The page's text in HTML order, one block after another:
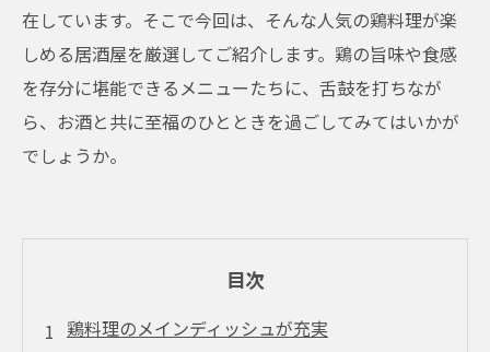
在しています。そこで今回は、そんな人気の鶏料理が楽
しめる居酒屋を厳選してご紹介します。鶏の旨味や食感
を存分に堪能できるメニューたちに、舌鼓を打ちなが
ら、お酒と共に至福のひとときを過ごしてみてはいかが
でしょうか。
目次
鶏料理のメインディッシュが充実